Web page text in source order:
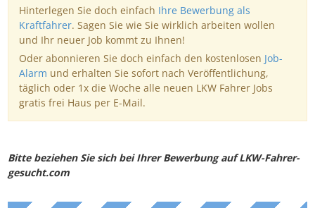
Hinterlegen Sie doch einfach Ihre Bewerbung als
Kraftfahrer. Sagen Sie wie Sie wirklich arbeiten wollen
und Ihr neuer Job kommt zu Ihnen!
Oder abonnieren Sie doch einfach den kostenlosen Job-
Alarm und erhalten Sie sofort nach Veröffentlichung,
täglich oder 1x die Woche alle neuen LKW Fahrer Jobs
gratis frei Haus per E-Mail.
Bitte beziehen Sie sich bei Ihrer Bewerbung auf LKW-Fahrer-
gesucht.com